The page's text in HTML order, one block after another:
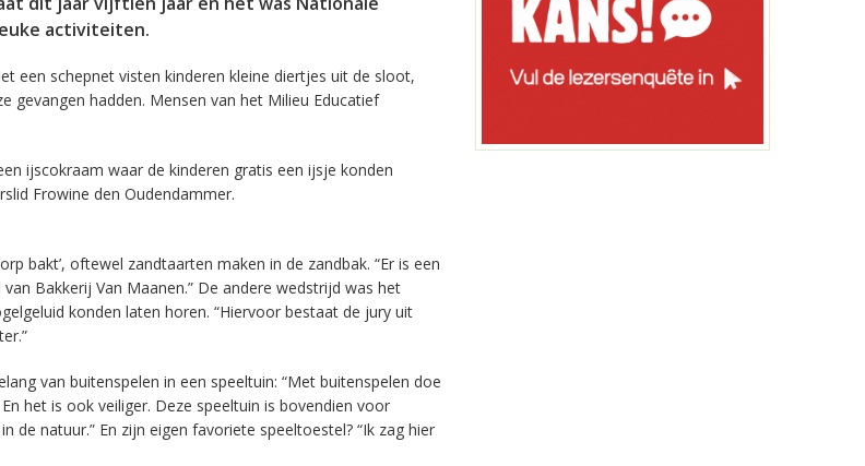
activiteiten.
een schepnet visten kinderen kleine diertjes uit de sloot,
hadden. Mensen van het Milieu Educatief
ijscokraam waar de kinderen gratis een ijsje konden
Frowine den Oudendammer.
bakt’, oftewel zandtaarten maken in de zandbak. “Er is een
Bakkerij Van Maanen.” De andere wedstrijd was het
konden laten horen. “Hiervoor bestaat de jury uit
van buitenspelen in een speeltuin: “Met buitenspelen doe
het is ook veiliger. Deze speeltuin is bovendien voor
natuur.” En zijn eigen favoriete speeltoestel? “Ik zag hier